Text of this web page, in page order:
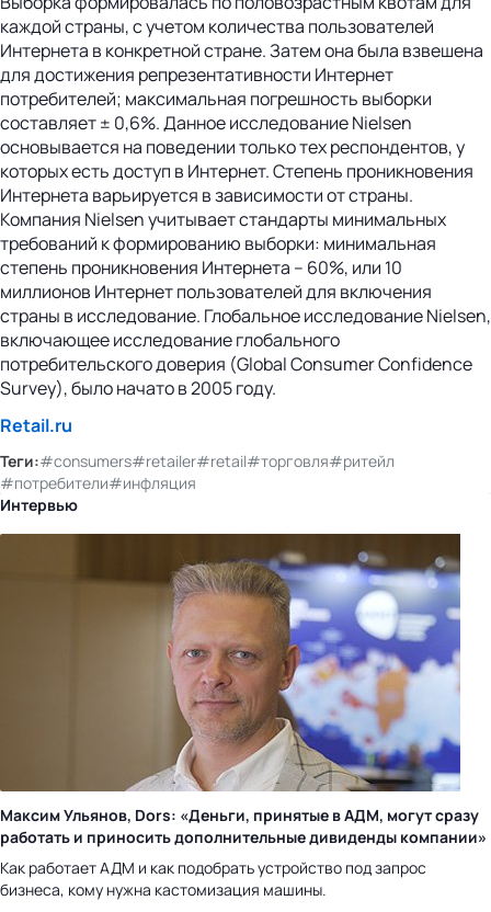
каждой страны, с учетом количества пользователей
Интернета в конкретной стране. Затем она была взвешена
для достижения репрезентативности Интернет
потребителей; максимальная погрешность выборки
составляет ± 0,6%. Данное исследование Nielsen
основывается на поведении только тех респондентов, у
которых есть доступ в Интернет. Степень проникновения
Интернета варьируется в зависимости от страны.
Компания Nielsen учитывает стандарты минимальных
требований к формированию выборки: минимальная
степень проникновения Интернета – 60%, или 10
миллионов Интернет пользователей для включения
страны в исследование. Глобальное исследование Nielsen,
включающее исследование глобального
потребительского доверия (Global Consumer Confidence
Survey), было начато в 2005 году.
Retail.ru
Теги:#consumers#retailer#retail#торговля#ритейл
#потребители#инфляция
Интервью
Максим Ульянов, Dors: «Деньги, принятые в АДМ, могут сразу
работать и приносить дополнительные дивиденды компании»
Как работает АДМ и как подобрать устройство под запрос
бизнеса, кому нужна кастомизация машины.